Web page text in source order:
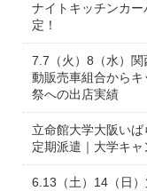
ナイトキッチンカ
定！
7.7（火）8（水）
動販売車組合から
祭への出店実績
立命館大学大阪い
定期派遣｜大学キ
6.13（土）14（日